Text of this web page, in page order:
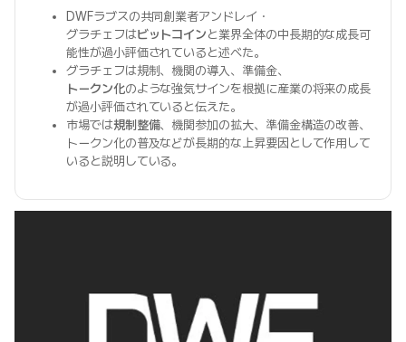
DWFラブスの共同創業者アンドレイ・
グラチェフはビットコインと業界全体の中長期的な成長可
能性が過小評価されていると述べた。
グラチェフは規制、機関の導入、準備金、
トークン化のような強気サインを根拠に産業の将来の成長
が過小評価されていると伝えた。
市場では規制整備、機関参加の拡大、準備金構造の改善、
トークン化の普及などが長期的な上昇要因として作用して
いると説明している。